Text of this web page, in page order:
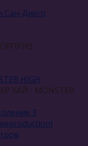
Сан-Диего
HIGH
ХАЙ - MONSTER
3